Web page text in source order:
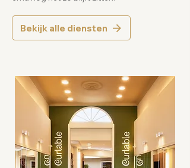
Bekijk alle diensten